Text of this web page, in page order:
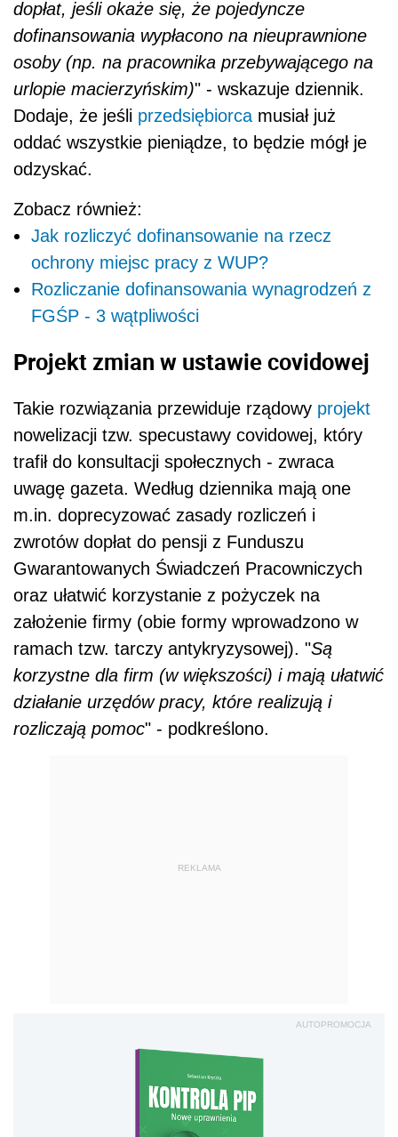
ochrony miejsc pracy z WUP?
Rozliczanie dofinansowania wynagrodzeń z
FGŚP - 3 wątpliwości
Projekt zmian w ustawie covidowej
Takie rozwiązania przewiduje rządowy
trafił do konsultacji społecznych - zwraca
uwagę gazeta. Według dziennika mają one
m.in. doprecyzować zasady rozliczeń i
zwrotów dopłat do pensji z Funduszu
Gwarantowanych Świadczeń Pracowniczych
oraz ułatwić korzystanie z pożyczek na
założenie firmy (obie formy wprowadzono w
ramach tzw. tarczy antykryzysowej). "Są
korzystne dla firm (w większości) i mają ułatwić
działanie urzędów pracy, które realizują i
rozliczają pomoc" - podkreślono.
REKLAMA
Kontrola PIP. Nowe
uprawnienia